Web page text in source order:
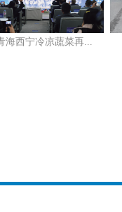
海西宁冷凉蔬菜再...